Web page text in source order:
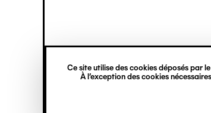
Ce site utilise des cookies déposés par
À l’exception des cookies
verticale